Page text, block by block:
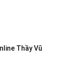
Thầy Vũ